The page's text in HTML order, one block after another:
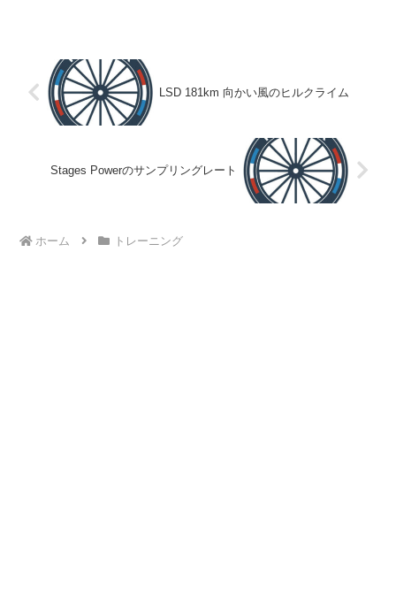
LSD 181km 向かい風のヒルクライム
Stages Powerのサンプリングレート
ホーム トレーニング